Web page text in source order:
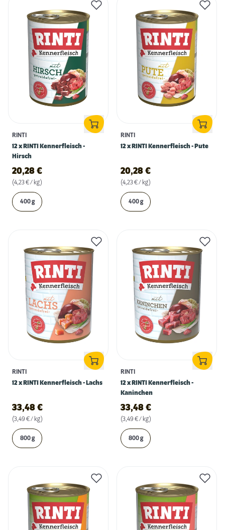
RINTI
12 x RINTI Kennerfleisch -
Hirsch
20,28 €
(4,23 € / kg)
400 g
RINTI
12 x RINTI Kennerfleisch - Pute
20,28 €
(4,23 € / kg)
400 g
RINTI
12 x RINTI Kennerfleisch - Lachs
33,48 €
(3,49 € / kg)
800 g
RINTI
12 x RINTI Kennerfleisch -
Kaninchen
33,48 €
(3,49 € / kg)
800 g